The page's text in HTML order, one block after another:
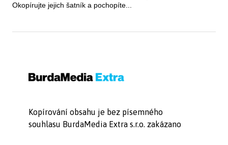
Okopírujte jejich šatník a pochopíte...
Kopírování obsahu je bez písemného
souhlasu BurdaMedia Extra s.r.o. zakázano